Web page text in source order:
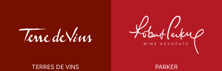
TERRES DE VINS PARKER